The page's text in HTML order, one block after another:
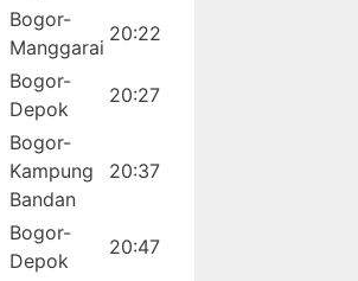
Bogor-
Manggarai
20:22
Bogor-
Depok
20:27
Bogor-
Kampung
Bandan
20:37
Bogor-
Depok
20:47